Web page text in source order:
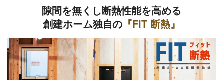
隙間を無くし断熱性能を高める
創建ホーム独自の 『FIT 断熱』